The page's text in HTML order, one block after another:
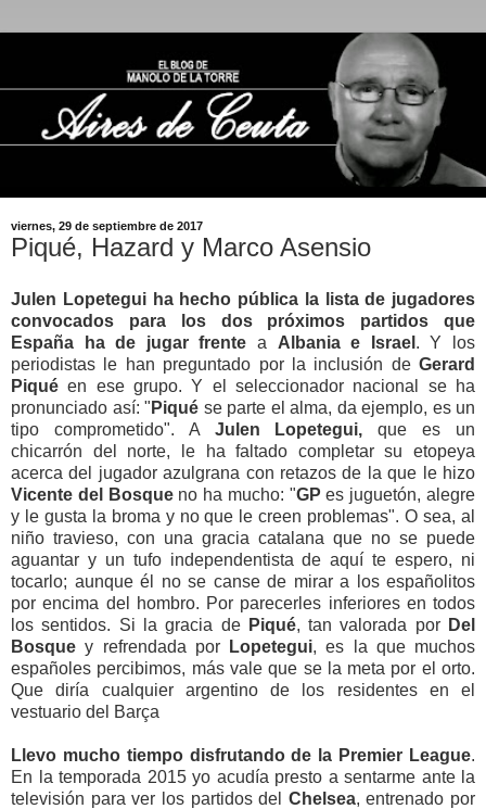
viernes, 29 de septiembre de 2017
Piqué, Hazard y Marco Asensio
Julen Lopetegui ha hecho pública la lista de jugadores
convocados para los dos próximos partidos que
España ha de jugar frente a Albania e Israel . Y los
periodistas le han preguntado por la inclusión de Gerard
Piqué en ese grupo. Y el seleccionador nacional se ha
pronunciado así: " Piqué se parte el alma, da ejemplo, es un
tipo comprometido". A Julen Lopetegui, que es un
chicarrón del norte, le ha faltado completar su etopeya
acerca del jugador azulgrana con retazos de la que le hizo
Vicente del Bosque no ha mucho: "GP es juguetón, alegre
y le gusta la broma y no que le creen problemas". O sea, al
niño travieso, con una gracia catalana que no se puede
aguantar y un tufo independentista de aquí te espero, ni
tocarlo; aunque él no se canse de mirar a los españolitos
por encima del hombro. Por parecerles inferiores en todos
los sentidos. Si la gracia de Piqué, tan valorada por Del
Bosque y refrendada por Lopetegui, es la que muchos
españoles percibimos, más vale que se la meta por el orto.
Que diría cualquier argentino de los residentes en el
vestuario del Barça
Llevo mucho tiempo disfrutando de la Premier League.
En la temporada 2015 yo acudía presto a sentarme ante la
televisión para ver los partidos del Chelsea, entrenado por